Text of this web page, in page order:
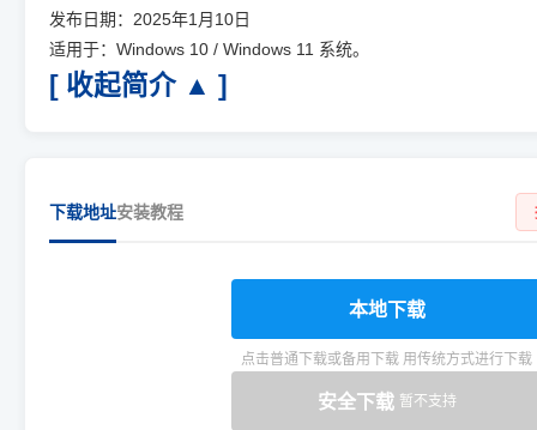
发布日期：2025年1月10日
适用于：Windows 10 / Windows 11 系统。
[ 收起简介 ▲ ]
下载地址安装教程
本地下载
点击普通下载或备用下载 用传统方式进行下载
安全下载 暂不支持